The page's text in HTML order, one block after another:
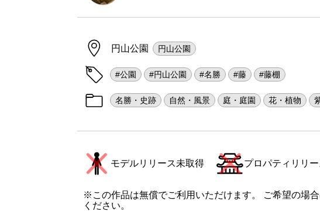
円山公園 円山公園
#公園 #円山公園 #名勝 #藤 #藤棚
名勝・史跡 自然・風景 庭・庭園 花・植物
モデルリリース未取得 プロパティリリ
※この作品は無償でご利用いただけます。 ご希望の場
ください。